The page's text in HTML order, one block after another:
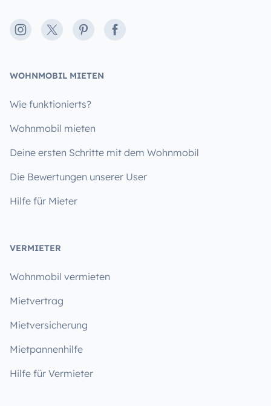
Instagram
X PinterestFacebook
WOHNMOBIL MIETEN
Wie funktionierts?
Wohnmobil mieten
Deine ersten Schritte mit dem Wohnmobil
Die Bewertungen unserer User
Hilfe für Mieter
VERMIETER
Wohnmobil vermieten
Mietvertrag
Mietversicherung
Mietpannenhilfe
Hilfe für Vermieter